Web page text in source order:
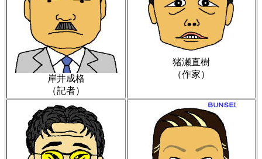
岸井成格
（記者）
猪瀬直樹
（作家）